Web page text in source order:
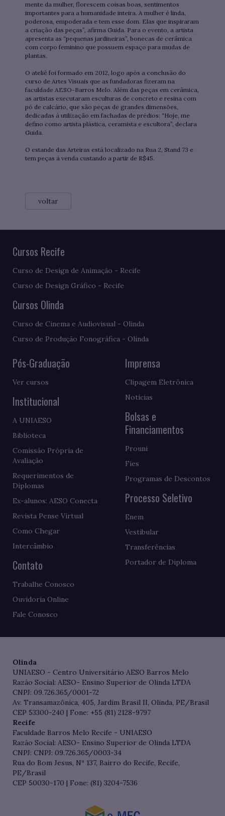
mente da mulher, florescem coisas boas, sentimentos
importantes para a humanidade inteira. A mulher é linda,
poderosa, empoderada e tem esse dom. Elas que inspiraram
a criação das peças”, afirma Guida. Para o evento, a artista
apresenta as “pequenas jardineiras”, bonecas de cerâmica
com corpo feminino que possuem espaço para mudas de
plantas.
O ateliê foi formado em 2012, logo após a conclusão do
curso de Artes Visuais que as fundadoras fizeram na
faculdade AESO-Barros Melo. Além das peças em cerâmica,
as artistas executaram esculturas de concreto e resina com
pó de calcário, que são peças de grandes dimensões,
dedicadas à utilização em fachadas de prédios: “Hoje, me
defino como artista plástica, ceramista e escultora”, declara
Guida.
O estande das Arteiras está localizado na Rua 2, Stand 73 e
tem peças à venda custando a partir de R$45.
voltar
Cursos Recife
Curso de Design de Animação - Recife
Curso de Design Gráfico - Recife
Cursos Olinda
Curso de Cinema e Audiovisual - Olinda
Curso de Produção Fonográfica - Olinda
Pós-Graduação
Ver cursos
Institucional
A UNIAESO
Biblioteca
Comissão Própria de
Avaliação
Requerimentos de
Diplomas
Ex-alunos: AESO Conecta
Revista Pense Virtual
Como Chegar
Intercâmbio
Contato
Trabalhe Conosco
Ouvidoria Online
Fale Conosco
Imprensa
Clipagem Eletrônica
Notícias
Bolsas e
Financiamentos
Prouni
Fies
Programas de Descontos
Processo Seletivo
Enem
Vestibular
Transferências
Portador de Diploma
Olinda
UNIAESO - Centro Universitário AESO Barros Melo
Razão Social: AESO- Ensino Superior de Olinda LTDA
CNPJ: 09.726.365/0001-72
Av. Transamazônica, 405, Jardim Brasil II, Olinda, PE/Brasil
CEP 53300-240 | Fone: +55 (81) 2128-9797
Recife
Faculdade Barros Melo Recife - UNIAESO
Razão Social: AESO- Ensino Superior de Olinda LTDA
CNPJ: CNPJ: 09.726.365/0003-34
Rua do Bom Jesus, Nº 137, Bairro do Recife, Recife,
PE/Brasil
CEP 50030-170 | Fone: (81) 3204-7536